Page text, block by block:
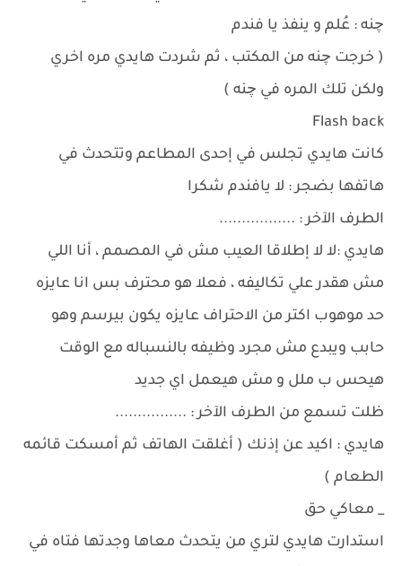
چنه : عُلم و ينفذ يا فندم
( خرجت چنه من المكتب ، ثم شردت هايدي مره اخري
ولكن تلك المره في چنه )
Flash back
كانت هايدي تجلس في إحدى المطاعم وتتحدث في
هاتفها بضجر : لا يافندم شكرا
الطرف الآخر : .................
هايدي :لا لا إطلاقا العيب مش في المصمم ، أنا اللي
مش هقدر علي تكاليفه ، فعلا هو محترف بس انا عايزه
حد موهوب اكتر من الاحتراف عايزه يكون بيرسم وهو
حابب ويبدع مش مجرد وظيفه بالنسباله مع الوقت
هيحس ب ملل و مش هيعمل اي جديد
ظلت تسمع من الطرف الآخر : ................
هايدي : اكيد عن إذنك ( أغلقت الهاتف ثم أمسكت قائمه
الطعام )
_ معاكي حق
استدارت هايدي لتري من يتحدث معاها وجدتها فتاه في